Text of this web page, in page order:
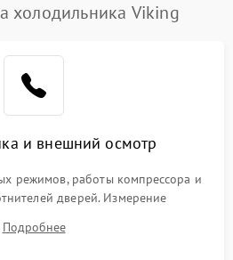
холодильника Viking
и внешний осмотр
режимов, работы компрессора и
дверей. Измерение
мотора, проверка термостата и
с электронного дисплея.
Подробнее